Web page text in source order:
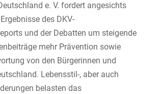
e. V. fordert angesichts
des DKV-
und der Debatten um steigende
mehr Prävention sowie
von den Bürgerinnen und
Lebensstil-, aber auch
belasten das